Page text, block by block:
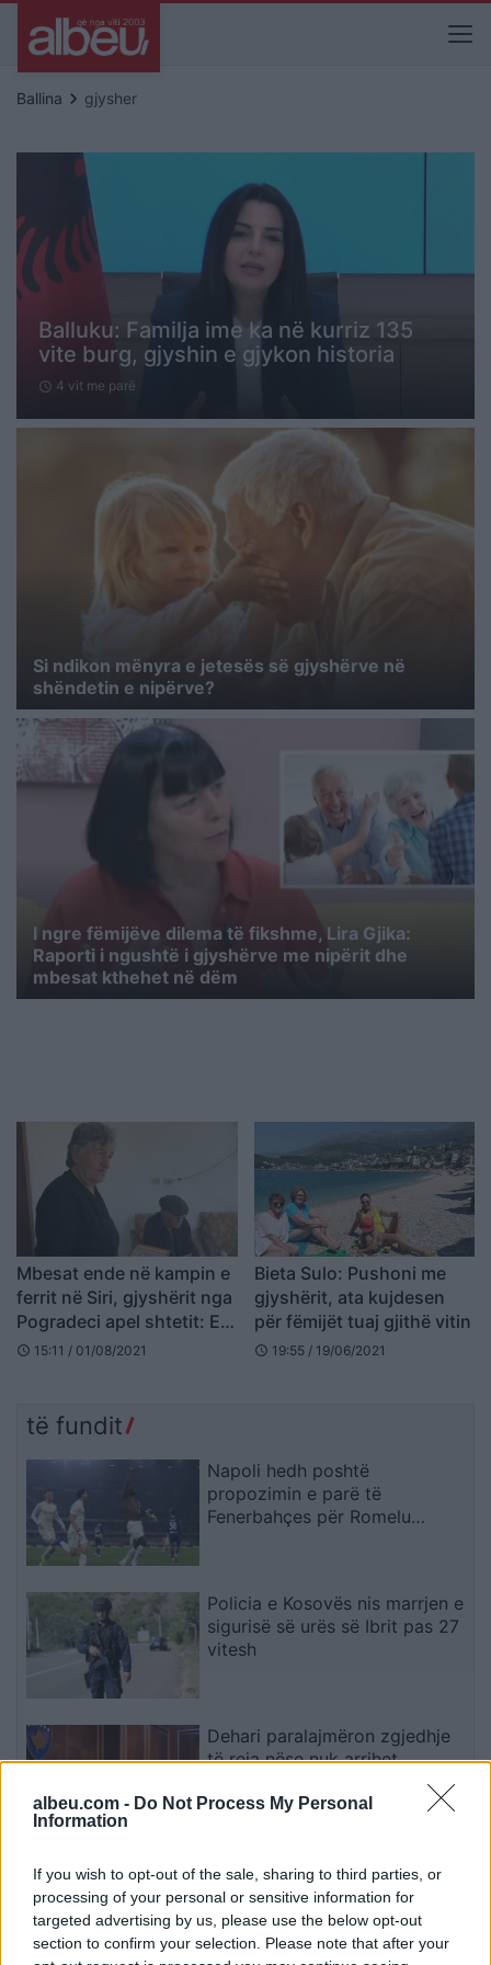
albeu.com - Do Not Process My Personal
Information
If you wish to opt-out of the sale, sharing to third parties, or
processing of your personal or sensitive information for
targeted advertising by us, please use the below opt-out
section to confirm your selection. Please note that after your
Ballina keyboard_arrow_right gjysher
Balluku: Familja ime ka në kurriz 135
vite burg, gjyshin e gjykon historia
schedule 4 vit me parë
Si ndikon mënyra e jetesës së gjyshërve në
shëndetin e nipërve?
I ngre fëmijëve dilema të fikshme, Lira Gjika:
Raporti i ngushtë i gjyshërve me nipërit dhe
mbesat kthehet në dëm
Mbesat ende në kampin e
ferrit në Siri, gjyshërit nga
Pogradeci apel shtetit: E
ëma u zhduk, na ktheni
schedule 15:11 / 01/08/2021
Bieta Sulo: Pushoni me
gjyshërit, ata kujdesen
për fëmijët tuaj gjithë vitin
schedule 19:55 / 19/06/2021
të fundit
Napoli hedh poshtë
propozimin e parë të
Fenerbahçes për Romelu
Policia e Kosovës nis marrjen e
sigurisë së urës së Ibrit pas 27
vitesh
Dehari paralajmëron zgjedhje
të reja nëse nuk arrihet
marrëveshje për institucionet
Video/ Merab Dvalishvili
përleshet me Mark
Zuckerberg-un mbi një barkë
dhe e hedh në Liqenin Tahoe